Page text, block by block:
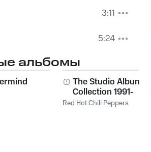
3:11
5:24
альбомы
The Studio Album
Collection 1991-
2011
Red Hot Chili Peppers